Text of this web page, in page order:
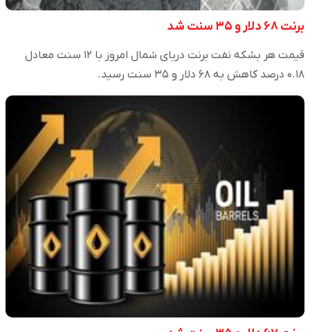
برنت ۶۸ دلار و ۳۵ سنت شد
قیمت هر بشکه نفت برنت دریای شمال امروز با ۱۲ سنت معادل
۰.۱۸ درصد کاهش به ۶۸ دلار و ۳۵ سنت رسید.